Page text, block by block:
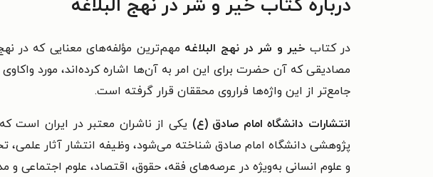
درباره کتاب خیر و شر در نهج البلاغه
در کتاب خیر و شر در نهج البلاغه مهم‌ترین مؤلفه‌های معنایی که در
مصادیقی که آن حضرت برای این امر به آن‌ها اشاره کرده‌اند، مورد
جامع‌تر از این واژه‌ها فراروی محققان قرار گرفته است.
انتشارات دانشگاه امام صادق (ع) یکی از ناشران معتبر در ایران است
پژوهشی دانشگاه امام صادق شناخته می‌شود، وظیفه انتشار آثار
و علوم انسانی به‌ویژه در عرصه‌های فقه، حقوق، اقتصاد، علوم اجتماعی